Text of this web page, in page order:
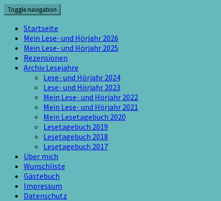
Skip
to
content
Toggle navigation
Startseite
Mein Lese- und Hörjahr 2026
Mein Lese- und Hörjahr 2025
Rezensionen
Archiv Lesejahre
Lese- und Hörjahr 2024
Lese- und Hörjahr 2023
Mein Lese- und Hörjahr 2022
Mein Lese- und Hörjahr 2021
Mein Lesetagebuch 2020
Lesetagebuch 2019
Lesetagebuch 2018
Lesetagebuch 2017
Über mich
Wunschliste
Gästebuch
Impressum
Datenschutz